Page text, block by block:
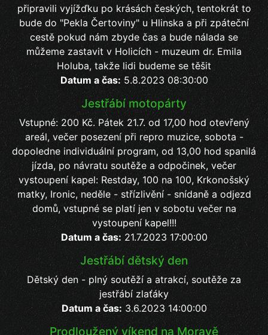
připravili vyjížďku po krásách českých, tentokrát to
bude do "Pekla Čertoviny" u Hlinska a při zpáteční
cestě pokud nám zbyde čas a bude nálada se
můžeme zastavit v Holicích - muzeum dr. Emila
Holuba, takže lidi budeme se těšit
Datum a čas: 5.8.2023 08:30:00
Jestřábí motopárty
Vstupné: 200 Kč. Pátek 21.7. od 17,00 hod otevřený
areál, večer posezení při repro muzice, sobota -
dopoledne individuální program, od 13,00 hod spanilá
jízda, po návratu soutěže a odpočinek, večer
vystoupení kapel: Restday, 100 na 100, Krkonošský
matky, Ironic, neděle - střízlivění - snídaně a odjezd
domů, vstupné se platí jen v sobotu večer na
vystoupení kapel!!!
Datum a čas: 21.7.2023 17:00:00
Jestřábí dětský den
Dětský den - plný soutěží a atrakcí, soutěže za
jestřábí zlaťáky
Datum a čas: 3.6.2023 14:00:00
Prodloužený víkend na Moravě